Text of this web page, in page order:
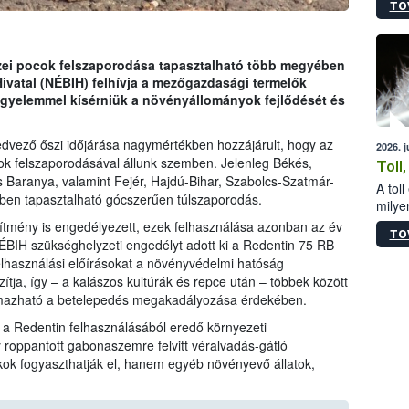
pocok felszaporodása tapasztalható több megyében
(NÉBIH) felhívja a mezőgazdasági termelők
kísérniük a növényállományok fejlődését és
őszi időjárása nagymértékben hozzájárult, hogy az
felszaporodásával állunk szemben. Jelenleg Békés,
valamint Fejér, Hajdú-Bihar, Szabolcs-Szatmár-
tapasztalható gócszerűen túlszaporodás.
is engedélyezett, ezek felhasználása azonban az év
szükséghelyzeti engedélyt adott ki a Redentin 75 RB
előírásokat a növényvédelmi hatóság
így – a kalászos kultúrák és repce után – többek között
a betelepedés megakadályozása érdekében.
Redentin felhasználásából eredő környezeti
gabonaszemre felvitt véralvadás-gátló
fogyaszthatják el, hanem egyéb növényevő állatok,
2026.
A toll